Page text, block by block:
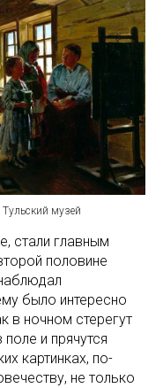
музей
стали главным
половине
было интересно
в ночном стерегут
и прячутся
картинках, по-
не только